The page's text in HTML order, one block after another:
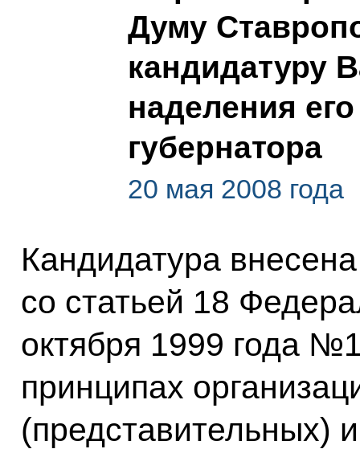
Думу
кандидатуру
наделения
губернатора
20 мая 2008 года
Кандидатура
со статьей 18
октября 1999 года
принципах
(представительных)